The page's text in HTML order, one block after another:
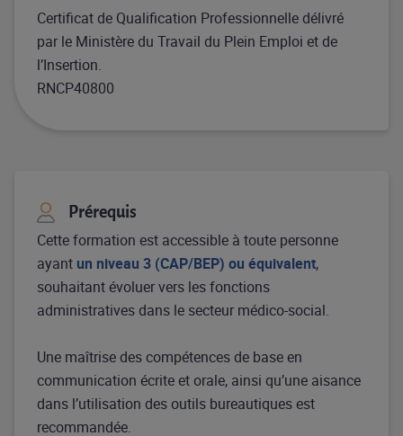
Certificat de Qualification Professionnelle délivré
par le Ministère du Travail du Plein Emploi et de
l’Insertion.
RNCP40800
Prérequis
Cette formation est accessible à toute personne
ayant un niveau 3 (CAP/BEP) ou équivalent,
souhaitant évoluer vers les fonctions
administratives dans le secteur médico-social.​
Une maîtrise des compétences de base en
communication écrite et orale, ainsi qu’une aisance
dans l’utilisation des outils bureautiques est
recommandée.​